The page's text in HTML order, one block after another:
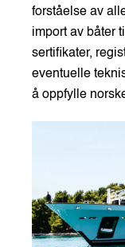
forståelse av
import av båter
sertifikater,
eventuelle
å oppfylle